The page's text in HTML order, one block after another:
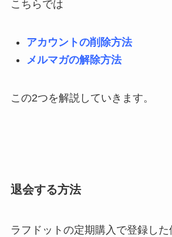
こちらでは
アカウントの削除方法
メルマガの解除方法
この2つを解説していきます。
退会する方法
ラフドットの定期購入で登録し